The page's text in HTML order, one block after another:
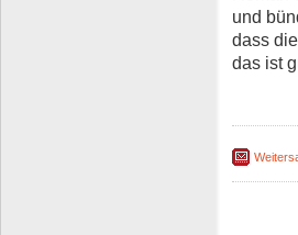
und
dass
das ist